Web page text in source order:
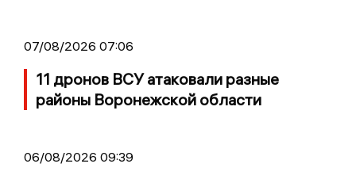
07/08/2026 07:06
11 дронов ВСУ атаковали разные
районы Воронежской области
06/08/2026 09:39